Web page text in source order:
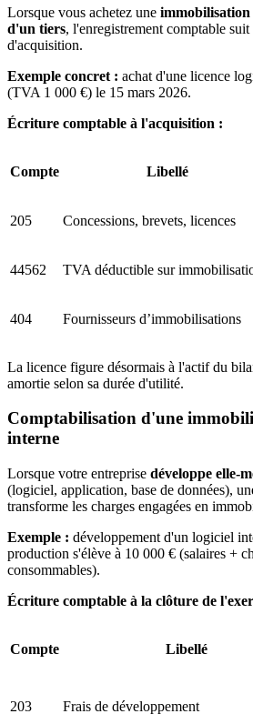
Lorsque vous achetez une
d'un tiers, l'enregistrement comptable
d'acquisition.
Exemple concret : achat d'une licence
(TVA 1 000 €) le 15 mars 2026.
Écriture comptable à l'acquisition :
Compte Libellé
205 Concessions, brevets, licences
44562 TVA déductible sur
404 Fournisseurs d’immobilisations
La licence figure désormais à l'actif du
amortie selon sa durée d'utilité.
Comptabilisation d'une
interne
Lorsque votre entreprise développe elle-
(logiciel, application, base de données),
transforme les charges engagées en
Exemple : développement d'un logiciel
production s'élève à 10 000 € (salaires +
consommables).
Écriture comptable à la clôture de
Compte Libellé
203 Frais de développement